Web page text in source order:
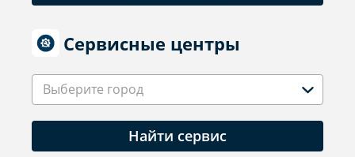
Сервисные центры
Выберите город
Найти сервис